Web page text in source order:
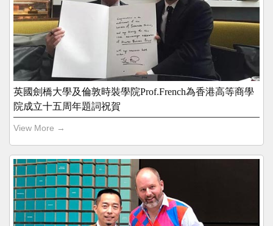
英國劍橋大學及倫敦時裝學院Prof.French為香港高等商學
院成立十五周年題詞祝賀
View More →